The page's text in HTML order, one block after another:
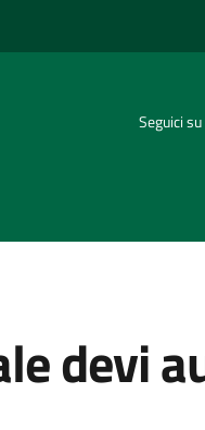
Seguici su
devi